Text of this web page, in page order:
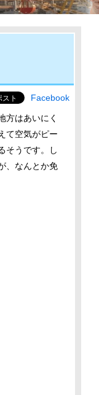
Facebook
方はあいにく
て空気がピー
そうです。し
、なんとか免